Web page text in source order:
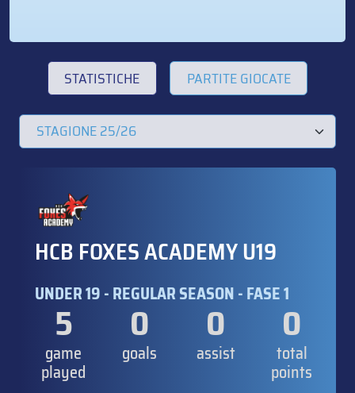
STATISTICHE PARTITE GIOCATE
HCB FOXES ACADEMY U19
UNDER 19 - REGULAR SEASON - FASE 1
5
game
played
0
goals
0
assist
0
total
points